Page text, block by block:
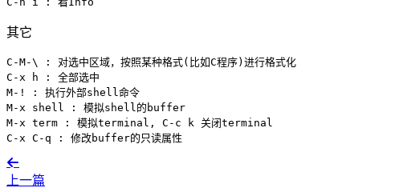
其它
C-M-\ : 对选中区域，按照某种格式(比如C程序)进行格式化
C-x h : 全部选中
M-! : 执行外部shell命令
M-x shell : 模拟shell的buffer
M-x term : 模拟terminal, C-c k 关闭terminal
C-x C-q : 修改buffer的只读属性
上一篇